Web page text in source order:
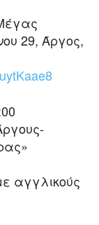
29, Άργος,
αγγλικούς